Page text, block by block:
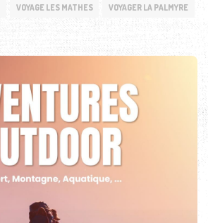
VOYAGE LES MATHES VOYAGER LA PALMYRE